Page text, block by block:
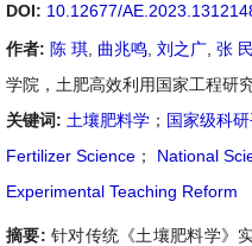
DOI: 10.12677/
作者: 陈 琪 曲兆鸣 刘之广 张 民
学院，土肥高效利用国家工程研
关键词: 土壤肥料学 ； 国家级科
Fertilizer Science ； National
Experimental Teaching Reform
摘要: 针对传统《土壤肥料学》